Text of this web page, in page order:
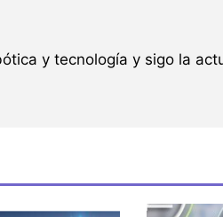
y tecnología y sigo la